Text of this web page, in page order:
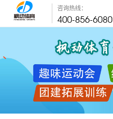
咨询热线：
400-856-6080